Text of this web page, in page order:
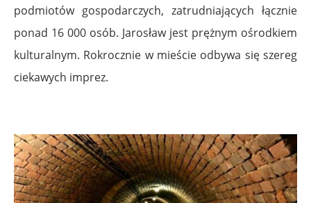
podmiotów gospodarczych, zatrudniających łącznie
ponad 16 000 osób. Jarosław jest prężnym ośrodkiem
kulturalnym. Rokrocznie w mieście odbywa się szereg
ciekawych imprez.